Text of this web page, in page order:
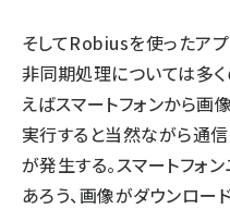
そしてRobiusを使ったアプ
非同期処理については多
えばスマートフォンから画
実行すると当然ながら通
が発生する。スマートフォ
あろう、画像がダウンロ